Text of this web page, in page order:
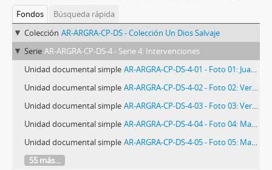
Fondos
Búsqueda rápida
Colección AR-ARGRA-CP-DS - Colección Un Dios Salvaje
Serie AR-ARGRA-CP-DS-4 - Serie 4: Intervenciones
Unidad documental simple AR-ARGRA-CP-DS-4-01 - Foto 01: Juan Mateo Aberastain Zubimendi
Unidad documental simple AR-ARGRA-CP-DS-4-02 - Foto 02: Verónica Ape
Unidad documental simple AR-ARGRA-CP-DS-4-03 - Foto 03: Verónica Ape
Unidad documental simple AR-ARGRA-CP-DS-4-04 - Foto 04: Matías Baglietto
Unidad documental simple AR-ARGRA-CP-DS-4-05 - Foto 05: Matías Baglietto
55 más...